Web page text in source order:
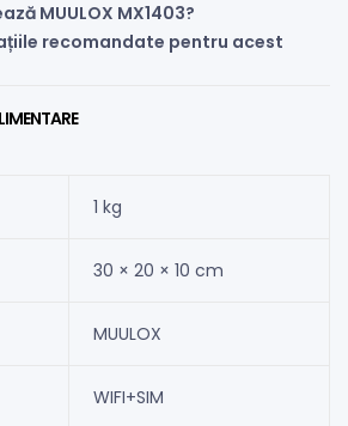
MUULOX MX1403?
recomandate pentru acest
1 kg
30 × 20 × 10 cm
MUULOX
WIFI+SIM